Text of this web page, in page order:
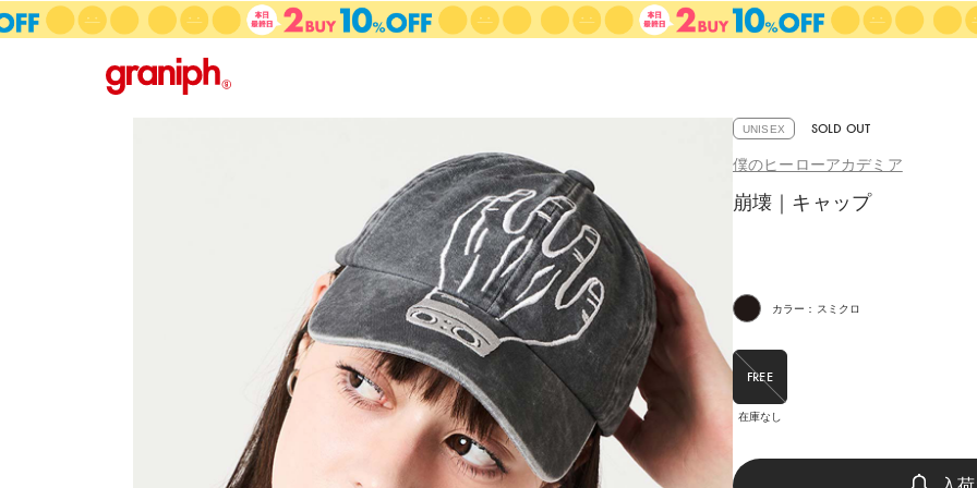
UNISEX SOLD OUT
僕のヒーローアカデミア
崩壊｜キャップ
カラー：スミクロ
FREE
在庫なし